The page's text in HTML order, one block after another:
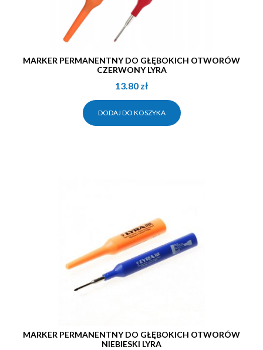
MARKER PERMANENTNY DO GŁĘBOKICH OTWORÓW
CZERWONY LYRA
13.80 zł
DODAJ DO KOSZYKA
MARKER PERMANENTNY DO GŁĘBOKICH OTWORÓW
NIEBIESKI LYRA